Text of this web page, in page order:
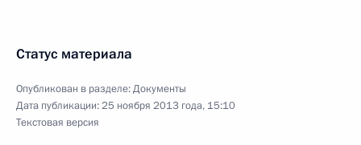
Статус материала
Опубликован в разделе:Документы
Дата публикации:25 ноября 2013 года, 15:10
Текстовая версия